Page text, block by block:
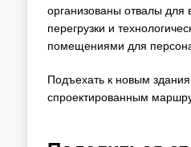
организованы отвалы
перегрузки и
помещениями для
Подъехать к новым
спроектированным